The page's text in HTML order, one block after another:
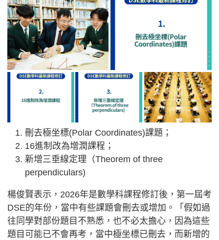
刪去極坐標(Polar Coordinates)課題；
16進制改為增潤課程；
新增三垂線定理（Theorem of three
perpendiculars)
楊俊賢表示，2026年是數學科課程修訂後，第一屆考
DSE的年份，當中有些課題會刪去或增加。「假如過
往同學對部份題目不熟悉，也不必太擔心，因為這些
題目可能已不會再考，當中極坐標已刪去，而新增的